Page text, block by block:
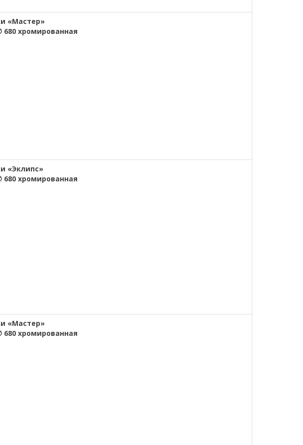
«Мастер»
680 хромированная
«Эклипс»
680 хромированная
«Мастер»
680 хромированная